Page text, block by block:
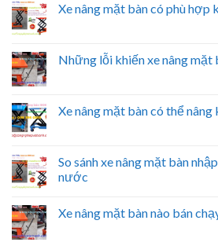
Xe nâng mặt bàn có phù hợp
Những lỗi khiến xe nâng mặt
Xe nâng mặt bàn có thể nâng
So sánh xe nâng mặt bàn
nước
Xe nâng mặt bàn nào bán